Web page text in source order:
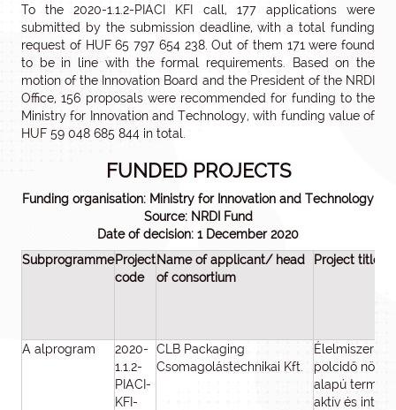
To the 2020-1.1.2-PIACI KFI call, 177 applications were
submitted by the submission deadline, with a total funding
request of HUF 65 797 654 238. Out of them 171 were found
to be in line with the formal requirements. Based on the
motion of the Innovation Board and the President of the NRDI
Office, 156 proposals were recommended for funding to the
Ministry for Innovation and Technology, with funding value of
HUF 59 048 685 844 in total.
FUNDED PROJECTS
Funding organisation: Ministry for Innovation and Technology
Source: NRDI Fund
Date of decision: 1 December 2020
SubprogrammeProject
code
Name of applicant/ head
of consortium
Project title
A alprogram
2020-
1.1.2-
PIACI-
KFI-
CLB Packaging
Csomagolástechnikai Kft.
polcidő
alapú
aktív és